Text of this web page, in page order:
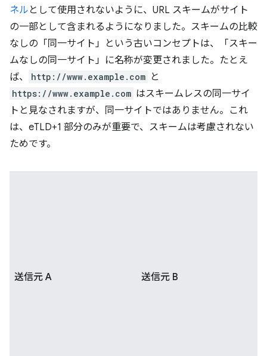
ネル として使用されないように、URL スキームがサイト
の一部として含まれるようになりました。スキームの比較
なしの「同一サイト」という古いコンセプトは、「スキー
ムなしの同一サイト」に名称が変更されました。たとえ
ば、
http://www.example.com と
https://www.example.com はスキームレスの同一サイ
トと見なされますが、同一サイトではありません。これ
は、eTLD+1 部分のみが重要で、スキームは考慮されない
ためです。
送信元 A 送信元 B